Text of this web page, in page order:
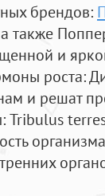
брендов:
также
и
роста:
и решат
Tribulus